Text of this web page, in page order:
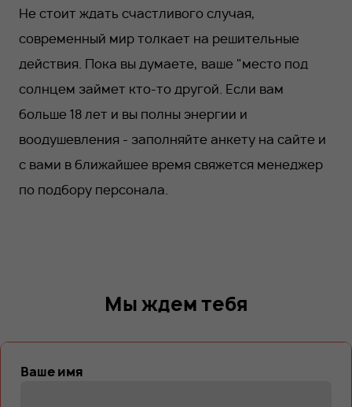
Не стоит ждать счастливого случая,
современный мир толкает на решительные
действия. Пока вы думаете, ваше "место под
солнцем займет кто-то другой. Если вам
больше 18 лет и вы полны энергии и
воодушевления - заполняйте анкету на сайте и
с вами в ближайшее время свяжется менеджер
по подбору персонала.
Мы ждем тебя
Ваше имя